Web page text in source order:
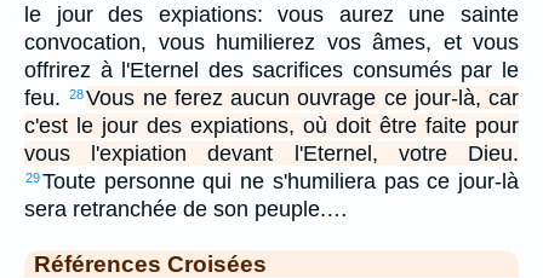
le jour des expiations: vous aurez une sainte
convocation, vous humilierez vos âmes, et vous
offrirez à l'Eternel des sacrifices consumés par le
feu.
28Vous ne ferez aucun ouvrage ce jour-là, car
c'est le jour des expiations, où doit être faite pour
vous l'expiation devant l'Eternel, votre Dieu.
29Toute personne qui ne s'humiliera pas ce jour-là
sera retranchée de son peuple.…
Références Croisées